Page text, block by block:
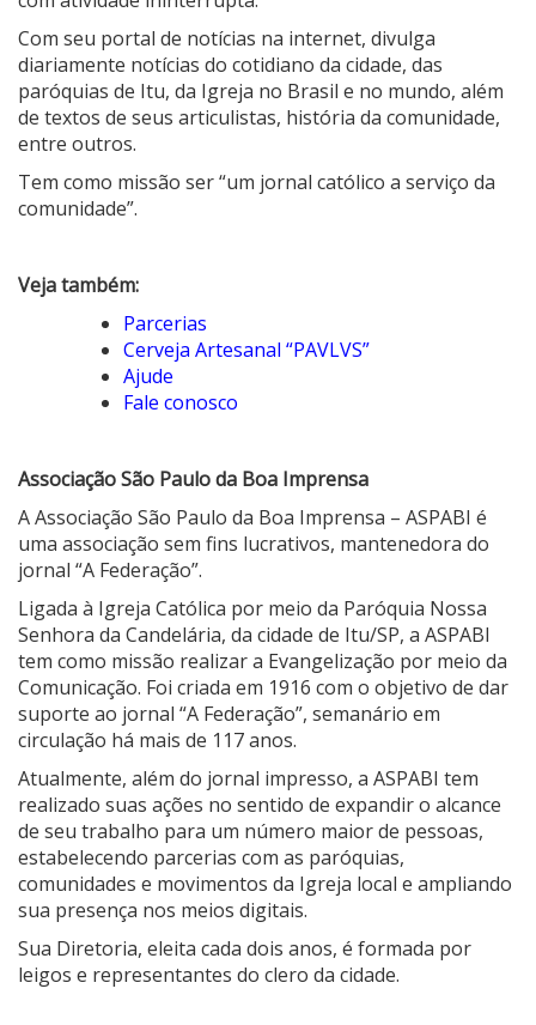
Com seu portal de notícias na internet, divulga
diariamente notícias do cotidiano da cidade, das
paróquias de Itu, da Igreja no Brasil e no mundo, além
de textos de seus articulistas, história da comunidade,
entre outros.
Tem como missão ser “um jornal católico a serviço da
comunidade”.
Veja também:
Parcerias
Cerveja Artesanal “PAVLVS”
Ajude
Fale conosco
Associação São Paulo da Boa Imprensa
A Associação São Paulo da Boa Imprensa – ASPABI é
uma associação sem fins lucrativos, mantenedora do
jornal “A Federação”.
Ligada à Igreja Católica por meio da Paróquia Nossa
Senhora da Candelária, da cidade de Itu/SP, a ASPABI
tem como missão realizar a Evangelização por meio da
Comunicação. Foi criada em 1916 com o objetivo de dar
suporte ao jornal “A Federação”, semanário em
circulação há mais de 117 anos.
Atualmente, além do jornal impresso, a ASPABI tem
realizado suas ações no sentido de expandir o alcance
de seu trabalho para um número maior de pessoas,
estabelecendo parcerias com as paróquias,
comunidades e movimentos da Igreja local e ampliando
sua presença nos meios digitais.
Sua Diretoria, eleita cada dois anos, é formada por
leigos e representantes do clero da cidade.